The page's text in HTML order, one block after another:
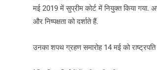
मई 2019 में सुप्रीम कोर्ट में नियुक्त किया
और निष्पक्षता को दर्शाते हैं.
उनका शपथ ग्रहण समारोह 14 मई को राष्ट्रपति